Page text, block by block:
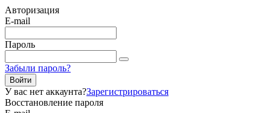
Авторизация
E-mail
Пароль
Забыли пароль?
Войти
У вас нет аккаунта?Зарегистрироваться
Восстановление пароля